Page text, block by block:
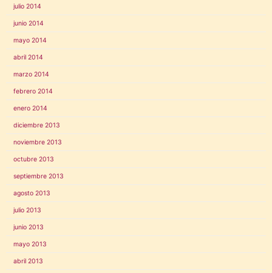
julio 2014
junio 2014
mayo 2014
abril 2014
marzo 2014
febrero 2014
enero 2014
diciembre 2013
noviembre 2013
octubre 2013
septiembre 2013
agosto 2013
julio 2013
junio 2013
mayo 2013
abril 2013